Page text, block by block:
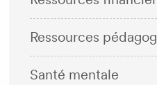
Ressources
Santé mentale